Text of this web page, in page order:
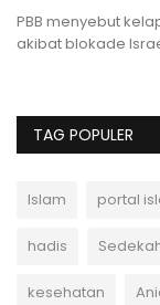
mahram dalam
TAG POPULER
Islam portal
hadis
kesehatan